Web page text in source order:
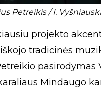
Petreikis / I.
projekto
tradicinės
pasirodymas
Mindaugo